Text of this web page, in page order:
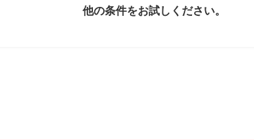
他の条件をお試しください。